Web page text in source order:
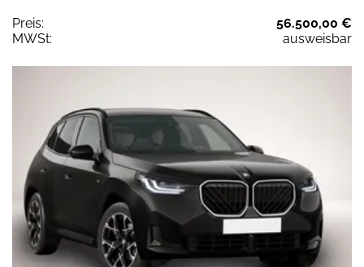
Preis:
56.500,00 €
MWSt:
ausweisbar